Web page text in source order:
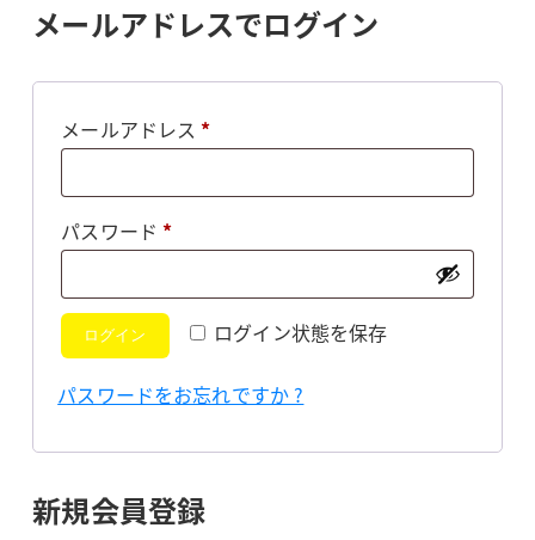
メールアドレスでログイン
メールアドレス *必
パスワード *必
ログイン状態を保存
ログイン
パスワードをお忘れですか ?
新規会員登録